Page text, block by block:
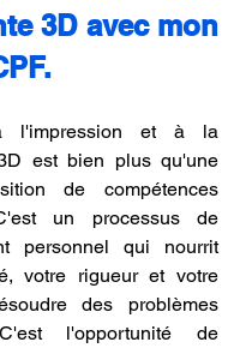
3D avec mon
l'impression et à la
est bien plus qu'une
de compétences
un processus de
personnel qui nourrit
votre rigueur et votre
des problèmes
l'opportunité de